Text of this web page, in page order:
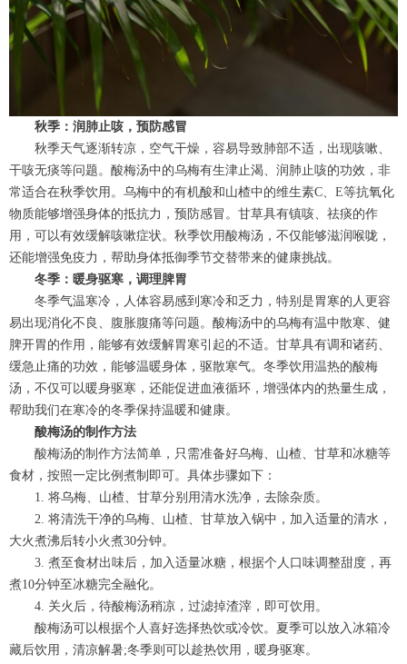
秋季：润肺止咳，预防感冒
秋季天气逐渐转凉，空气干燥，容易导致肺部不适，出现咳嗽、
干咳无痰等问题。酸梅汤中的乌梅有生津止渴、润肺止咳的功效，非
常适合在秋季饮用。乌梅中的有机酸和山楂中的维生素C、E等抗氧化
物质能够增强身体的抵抗力，预防感冒。甘草具有镇咳、祛痰的作
用，可以有效缓解咳嗽症状。秋季饮用酸梅汤，不仅能够滋润喉咙，
还能增强免疫力，帮助身体抵御季节交替带来的健康挑战。
冬季：暖身驱寒，调理脾胃
冬季气温寒冷，人体容易感到寒冷和乏力，特别是胃寒的人更容
易出现消化不良、腹胀腹痛等问题。酸梅汤中的乌梅有温中散寒、健
脾开胃的作用，能够有效缓解胃寒引起的不适。甘草具有调和诸药、
缓急止痛的功效，能够温暖身体，驱散寒气。冬季饮用温热的酸梅
汤，不仅可以暖身驱寒，还能促进血液循环，增强体内的热量生成，
帮助我们在寒冷的冬季保持温暖和健康。
酸梅汤的制作方法
酸梅汤的制作方法简单，只需准备好乌梅、山楂、甘草和冰糖等
食材，按照一定比例煮制即可。具体步骤如下：
1. 将乌梅、山楂、甘草分别用清水洗净，去除杂质。
2. 将清洗干净的乌梅、山楂、甘草放入锅中，加入适量的清水，
大火煮沸后转小火煮30分钟。
3. 煮至食材出味后，加入适量冰糖，根据个人口味调整甜度，再
煮10分钟至冰糖完全融化。
4. 关火后，待酸梅汤稍凉，过滤掉渣滓，即可饮用。
酸梅汤可以根据个人喜好选择热饮或冷饮。夏季可以放入冰箱冷
藏后饮用，清凉解暑;冬季则可以趁热饮用，暖身驱寒。